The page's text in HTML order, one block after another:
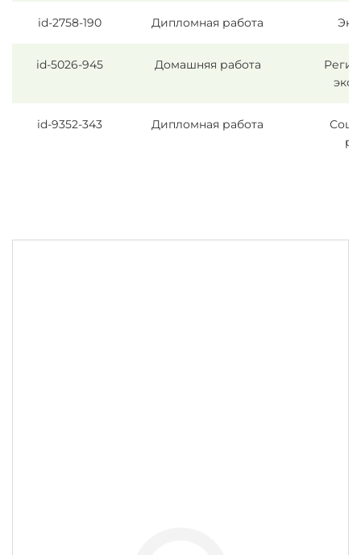
id-2758-190 Дипломная работа
id-5026-945 Домашняя работа
id-9352-343 Дипломная работа